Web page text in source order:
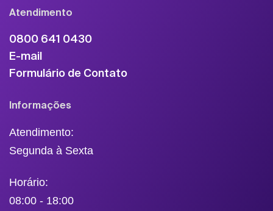
Atendimento
0800 641 0430
E-mail
Formulário de Contato
Informações
Atendimento:
Segunda à Sexta
Horário:
08:00 - 18:00